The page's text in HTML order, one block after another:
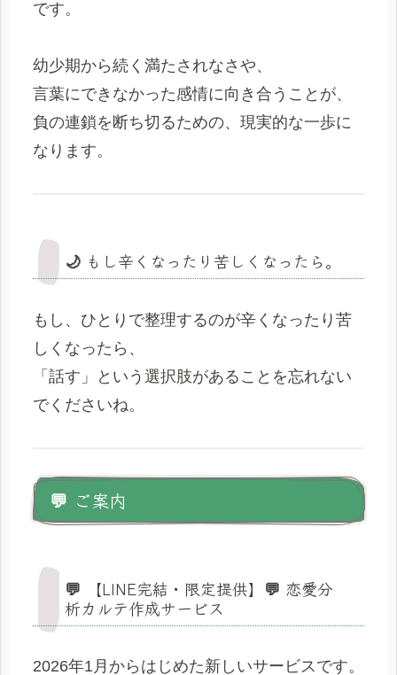
です。
幼少期から続く満たされなさや、
言葉にできなかった感情に向き合うことが、
負の連鎖を断ち切るための、現実的な一歩に
なります。
🌙 もし辛くなったり苦しくなったら。
もし、ひとりで整理するのが辛くなったり苦
しくなったら、
「話す」という選択肢があることを忘れない
でくださいね。
💬 ご案内
💬 【LINE完結・限定提供】💬 恋愛分
析カルテ作成サービス
2026年1月からはじめた新しいサービスです。